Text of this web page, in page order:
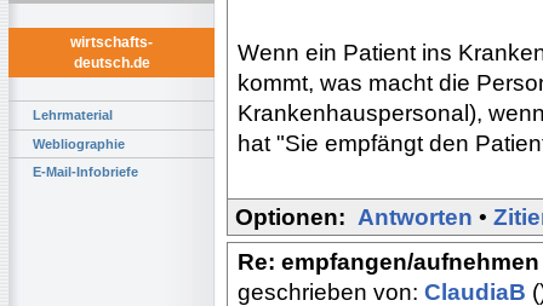
wirtschafts-
deutsch.de
Lehrmaterial
Webliographie
E-Mail-Infobriefe
Wenn ein Patient ins
kommt, was macht die
Krankenhauspersonal),
hat "Sie empfängt den
Optionen: Antworten •
Re: empfangen/aufnehmen
geschrieben von: ClaudiaB